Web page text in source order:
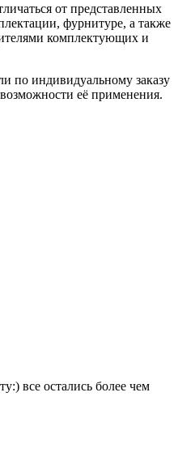
от представленных
фурнитуре, а также
комплектующих и
по индивидуальному заказу
её применения.
все остались более чем